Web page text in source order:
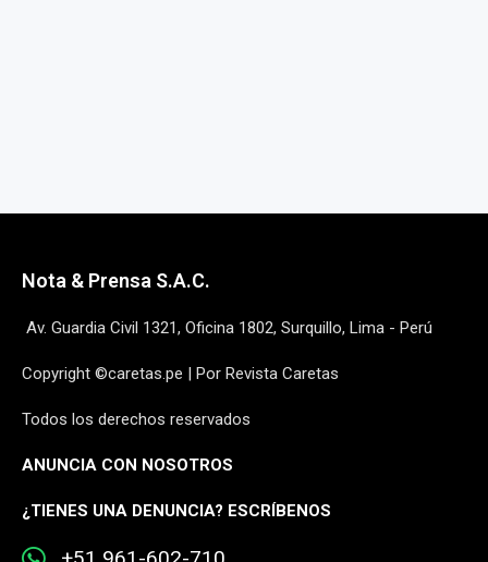
Nota & Prensa S.A.C.
Av. Guardia Civil 1321, Oficina 1802, Surquillo, Lima - Perú
Copyright ©caretas.pe | Por Revista Caretas
Todos los derechos reservados
ANUNCIA CON NOSOTROS
¿TIENES UNA DENUNCIA? ESCRÍBENOS